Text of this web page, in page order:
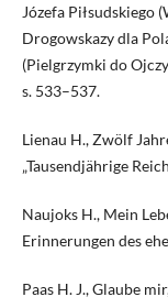
Józefa Piłsudskiego
Drogowskazy dla
(Pielgrzymki do
s. 533–537.
Lienau H., Zwölf
„Tausendjährige
Naujoks H., Mein
Erinnerungen des
Paas H. J., Glaube